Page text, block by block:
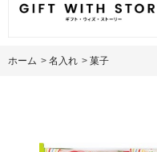
ホーム > 名入れ > 菓子